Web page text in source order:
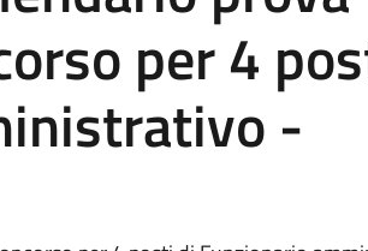
per 4
-